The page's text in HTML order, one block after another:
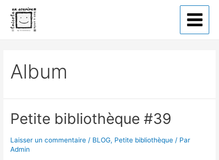
Album
Petite bibliothèque #39
Laisser un commentaire / BLOG, Petite bibliothèque / Par
Admin